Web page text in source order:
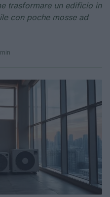
trasformare un edificio in
con poche mosse ad
min